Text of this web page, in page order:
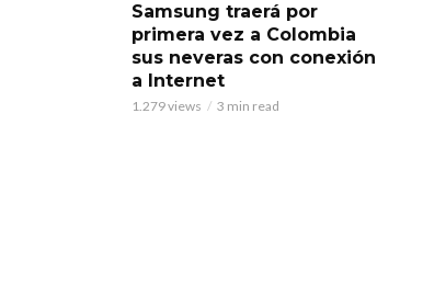
Samsung traerá por
primera vez a Colombia
sus neveras con conexión
a Internet
1.279 views 3 min read